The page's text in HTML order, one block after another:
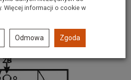
Więcej informacji o cookie w
Odmowa Zgoda